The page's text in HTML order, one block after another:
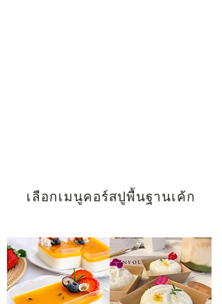
เลือกเมนูคอร์สปูพื้นฐานเค้ก